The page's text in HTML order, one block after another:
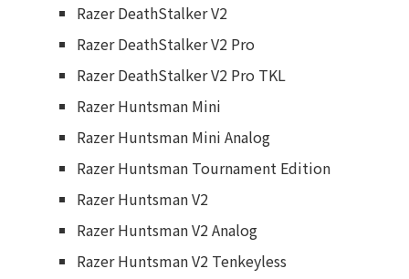
Razer DeathStalker V2
Razer DeathStalker V2 Pro
Razer DeathStalker V2 Pro TKL
Razer Huntsman Mini
Razer Huntsman Mini Analog
Razer Huntsman Tournament Edition
Razer Huntsman V2
Razer Huntsman V2 Analog
Razer Huntsman V2 Tenkeyless